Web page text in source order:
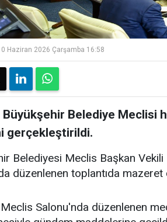
Haziran 2026 Çarşamba 16:58
Belediye Meclisi
gerçekleştirildi.
Belediyesi Meclis Başkan
düzenlenen toplantıda
Salonu'nda düzenlenen